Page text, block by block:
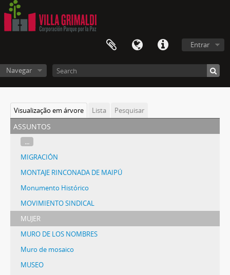
Entrar
Navegar
Visualização em árvore Lista Pesquisar
assuntos
...
MIGRACIÓN
MONTAJE RINCONADA DE MAIPÚ
Monumento Histórico
MOVIMIENTO SINDICAL
MUJER
MURO DE LOS NOMBRES
Muro de mosaico
MUSEO